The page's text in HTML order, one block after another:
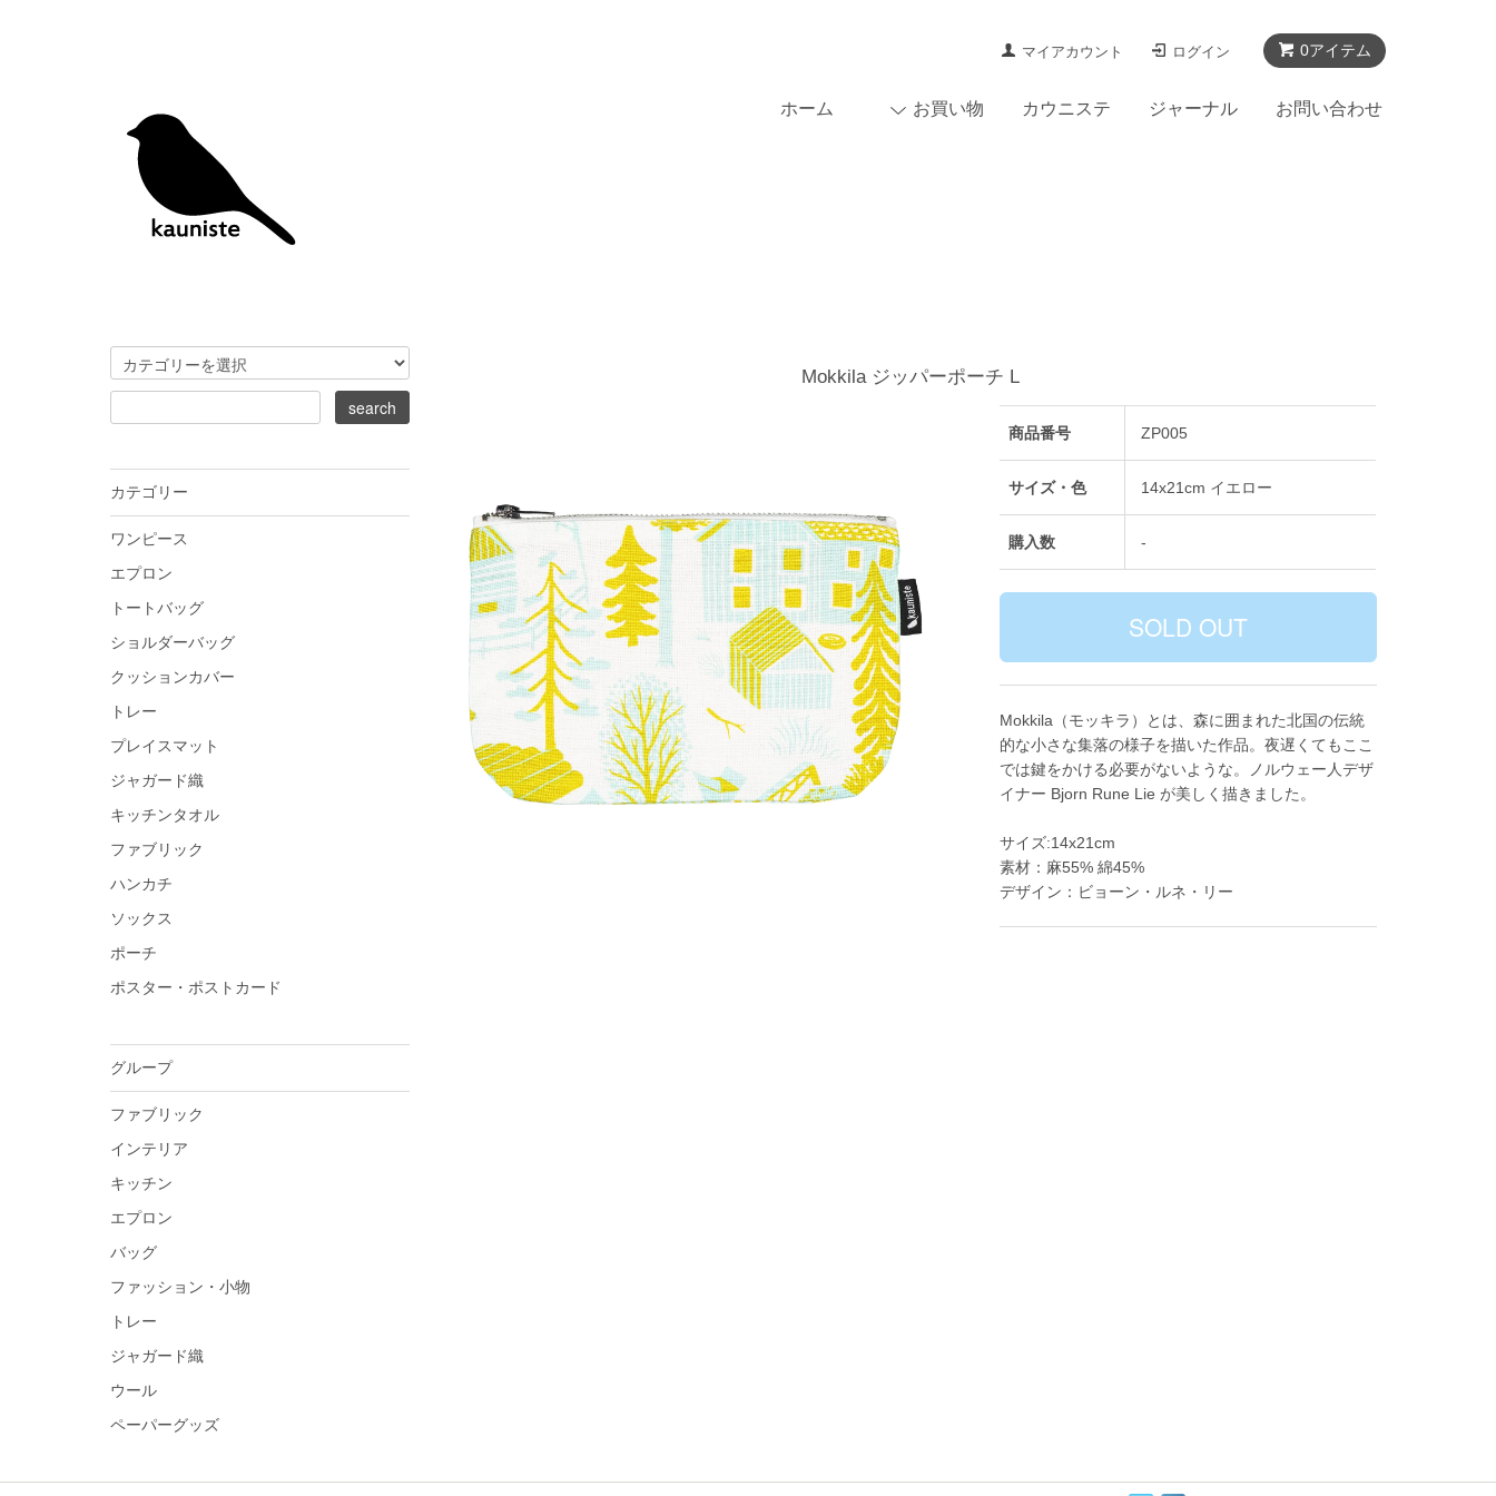
0アイテム
マイアカウント ログイン
ホーム お買い物 カウニステ ジャーナル お問い合わせ
Mokkila ジッパーポーチ L
商品番号 ZP005
サイズ・色 14x21cm イエロー
購入数 -
Mokkila（モッキラ）とは、森に囲まれた北国の伝統
的な小さな集落の様子を描いた作品。夜遅くてもここ
では鍵をかける必要がないような。ノルウェー人デザ
イナー Bjorn Rune Lie が美しく描きました。
サイズ:14x21cm
素材：麻55% 綿45%
デザイン：ビョーン・ルネ・リー
カテゴリー
ワンピース
エプロン
トートバッグ
ショルダーバッグ
クッションカバー
トレー
プレイスマット
ジャガード織
キッチンタオル
ファブリック
ハンカチ
ソックス
ポーチ
ポスター・ポストカード
グループ
ファブリック
インテリア
キッチン
エプロン
バッグ
ファッション・小物
トレー
ジャガード織
ウール
ペーパーグッズ